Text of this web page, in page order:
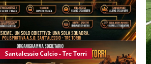
Santalessio Calcio - Tre Torri